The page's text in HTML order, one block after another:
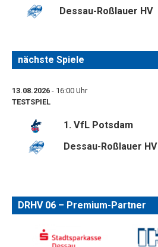
Dessau-Roßlauer HV
nächste Spiele
13.08.2026 - 16:00 Uhr
TESTSPIEL
1. VfL Potsdam
Dessau-Roßlauer HV
DRHV 06 – Premium-Partner